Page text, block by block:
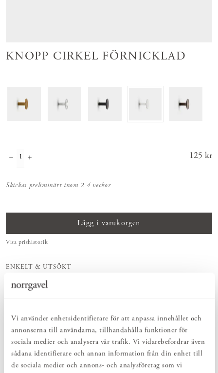
Vi använder enhetsidentifierare för att anpassa innehållet och
annonserna till användarna, tillhandahålla funktioner för
sociala medier och analysera vår trafik. Vi vidarebefordrar även
sådana identifierare och annan information från din enhet till
de sociala medier och annons- och analysföretag som vi
KNOPP CIRKEL FÖRNICKLAD
Pris :
125 kr
Skickas preliminärt inom 2-4 veckor
Lägg i varukorgen
Visa prishistorik
ENKELT & UTSÖKT
både enkelt och vackert.
hållbara naturmaterial.
HARMONISK HELHET
helhetsupplevelse.